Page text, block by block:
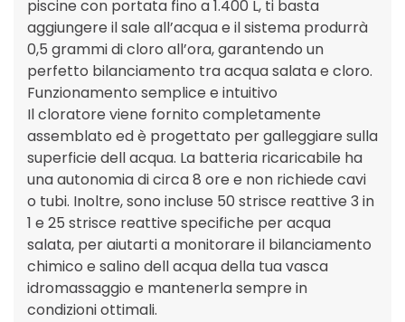
piscine con portata fino a 1.400 L, ti basta
aggiungere il sale all’acqua e il sistema produrrà
0,5 grammi di cloro all’ora, garantendo un
perfetto bilanciamento tra acqua salata e cloro.
Funzionamento semplice e intuitivo
Il cloratore viene fornito completamente
assemblato ed è progettato per galleggiare sulla
superficie dell acqua. La batteria ricaricabile ha
una autonomia di circa 8 ore e non richiede cavi
o tubi. Inoltre, sono incluse 50 strisce reattive 3 in
1 e 25 strisce reattive specifiche per acqua
salata, per aiutarti a monitorare il bilanciamento
chimico e salino dell acqua della tua vasca
idromassaggio e mantenerla sempre in
condizioni ottimali.